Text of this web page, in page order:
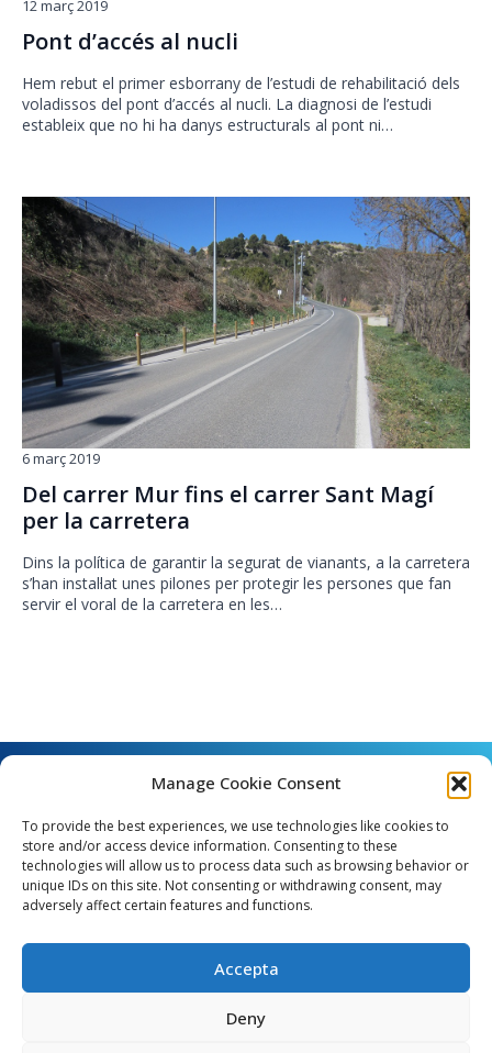
Manage Cookie Consent
To provide the best experiences, we use technologies like cookies to
store and/or access device information. Consenting to these
technologies will allow us to process data such as browsing behavior or
unique IDs on this site. Not consenting or withdrawing consent, may
adversely affect certain features and functions.
Accepta
Deny
Pont d’accés al nucli
12 març 2019
Hem rebut el primer esborrany de l’estudi de rehabilitació dels
voladissos del pont d’accés al nucli. La diagnosi de l’estudi
estableix que no hi ha danys estructurals al pont ni…
Del carrer Mur fins el carrer Sant Magí
per la carretera
6 març 2019
Dins la política de garantir la segurat de vianants, a la carretera
s’han instal·lat unes pilones per protegir les persones que fan
servir el voral de la carretera en les…
Angel Guimerà, 8 - 08289 Copons
e_mail: copons@copons.cat